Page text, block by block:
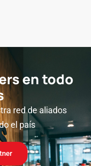
en todo
red de aliados
el país